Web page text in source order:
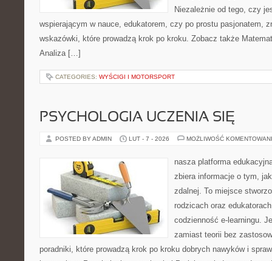
Niezależnie od tego, czy
wspierającym w nauce, edukatorem, czy po prostu pasjonatem,
wskazówki, które prowadzą krok po kroku. Zobacz także
Analiza […]
CATEGORIES: WYŚCIGI I MOTORSPORT
PSYCHOLOGIA UCZENIA SIĘ
POSTED BY ADMIN LUT - 7 - 2026 MOŻLIWOŚĆ
nasza platforma
zbiera informacje o tym,
zdalnej. To miejsce
rodzicach oraz
codzienność e-learningu.
zamiast teorii bez
poradniki, które prowadzą krok po kroku dobrych nawyków i